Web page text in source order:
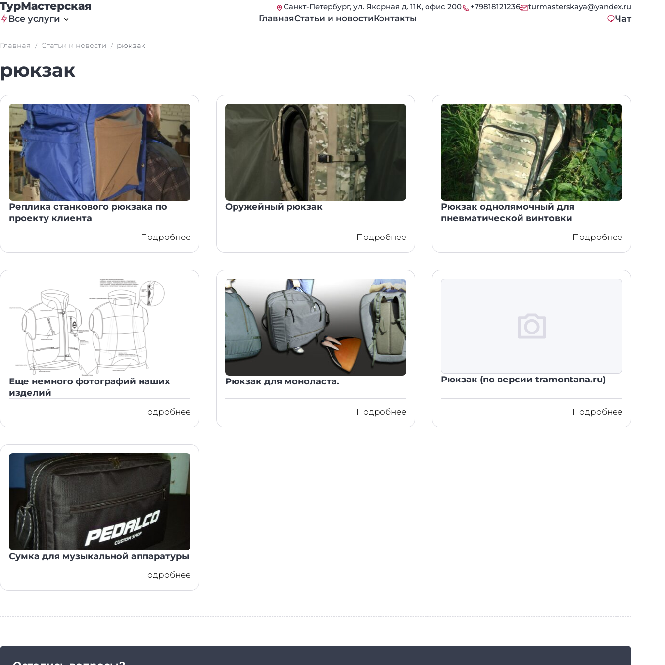
ТурМастерская Санкт-Петербург, ул. Якорная д. 11К, офис 200 +79818121236 turmasterskaya@yandex.ru
Все услуги ГлавнаяСтатьи и новостиКонтакты Чат
Главная Статьи и новости рюкзак
рюкзак
Реплика станкового рюкзака по
проекту клиента
Подробнее
Оружейный рюкзак
Подробнее
Рюкзак однолямочный для
пневматической винтовки
Подробнее
Еще немного фотографий наших
изделий
Подробнее
Рюкзак для моноласта.
Подробнее
Рюкзак (по версии tramontana.ru)
Подробнее
Сумка для музыкальной аппаратуры
Подробнее